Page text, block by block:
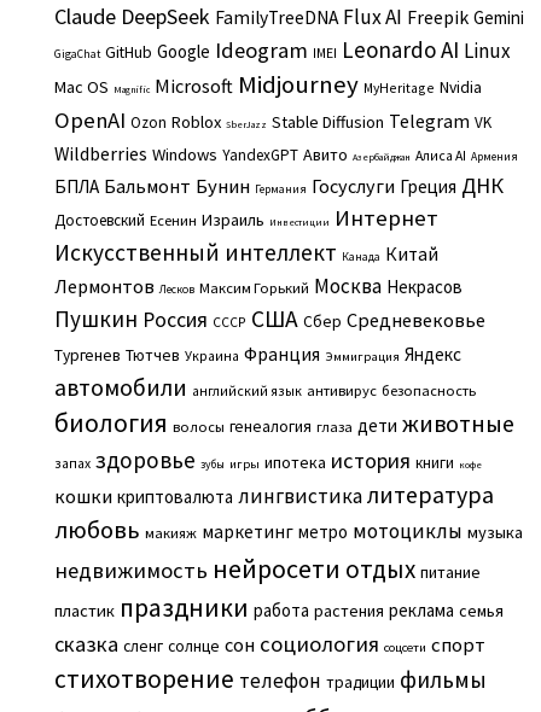
Claude DeepSeek FamilyTreeDNA Flux AI Freepik Gemini
GigaChat GitHub Google Ideogram IMEI Leonardo AI Linux
Mac OS Magnific Microsoft Midjourney MyHeritage Nvidia
OpenAI Ozon Roblox SberJazz Stable Diffusion Telegram VK
Wildberries Windows YandexGPT Авито Азербайджан Алиса AI Армения
БПЛА Бальмонт Бунин Германия Госуслуги Греция ДНК
Достоевский Есенин Израиль Инвестиции Интернет
Искусственный интеллект Канада Китай
Лермонтов Лесков Максим Горький Москва Некрасов
Пушкин Россия СССР США Сбер Средневековье
Тургенев Тютчев Украина Франция Эммиграция Яндекс
автомобили английский язык антивирус безопасность
биология волосы генеалогия глаза дети животные
запах здоровье зубы игры ипотека история книги кофе
кошки криптовалюта лингвистикалитература
любовь макияж маркетинг метро мотоциклы музыка
недвижимость нейросети отдых питание
пластик праздники работа растения реклама семья
сказка сленг солнце сон социология соцсети спорт
стихотворение телефон традиции фильмы